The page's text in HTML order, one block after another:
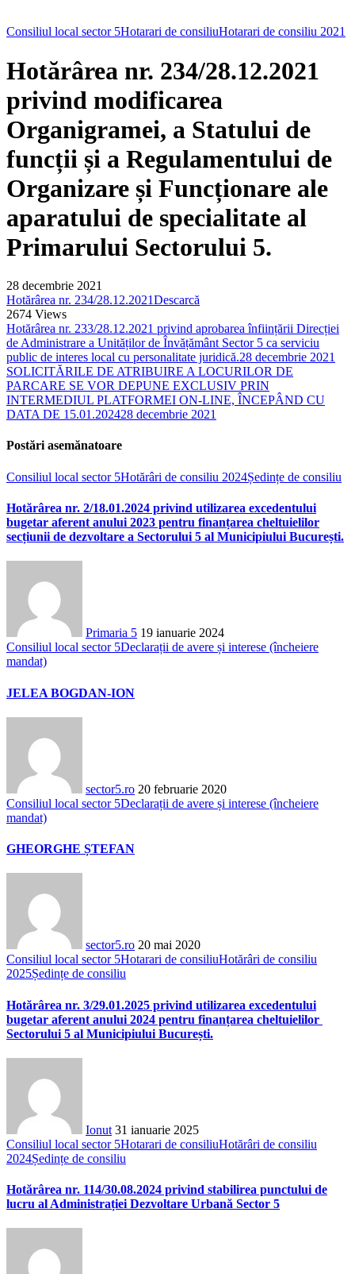
Consiliul local sector 5Hotarari de consiliuHotarari de consiliu 2021
Hotărârea nr. 234/28.12.2021
privind modificarea
Organigramei, a Statului de
funcții și a Regulamentului de
Organizare și Funcționare ale
aparatului de specialitate al
Primarului Sectorului 5.
28 decembrie 2021
Hotărârea nr. 234/28.12.2021Descarcă
2674 Views
Hotărârea nr. 233/28.12.2021 privind aprobarea înființării Direcției
de Administrare a Unităților de Învățământ Sector 5 ca serviciu
public de interes local cu personalitate juridică.28 decembrie 2021
SOLICITĂRILE DE ATRIBUIRE A LOCURILOR DE
PARCARE SE VOR DEPUNE EXCLUSIV PRIN
INTERMEDIUL PLATFORMEI ON-LINE, ÎNCEPÂND CU
DATA DE 15.01.202428 decembrie 2021
Postări asemănatoare
Consiliul local sector 5Hotărâri de consiliu 2024Ședințe de consiliu
Hotărârea nr. 2/18.01.2024 privind utilizarea excedentului
bugetar aferent anului 2023 pentru finanțarea cheltuielilor
secțiunii de dezvoltare a Sectorului 5 al Municipiului București.
Primaria 5 19 ianuarie 2024
Consiliul local sector 5Declarații de avere și interese (încheiere
mandat)
JELEA BOGDAN-ION
sector5.ro 20 februarie 2020
Consiliul local sector 5Declarații de avere și interese (încheiere
mandat)
GHEORGHE ȘTEFAN
sector5.ro 20 mai 2020
Consiliul local sector 5Hotarari de consiliuHotărâri de consiliu
2025Ședințe de consiliu
Hotărârea nr. 3/29.01.2025 privind utilizarea excedentului
bugetar aferent anului 2024 pentru finanțarea cheltuielilor
Sectorului 5 al Municipiului București.
Ionut 31 ianuarie 2025
Consiliul local sector 5Hotarari de consiliuHotărâri de consiliu
2024Ședințe de consiliu
Hotărârea nr. 114/30.08.2024 privind stabilirea punctului de
lucru al Administrației Dezvoltare Urbană Sector 5